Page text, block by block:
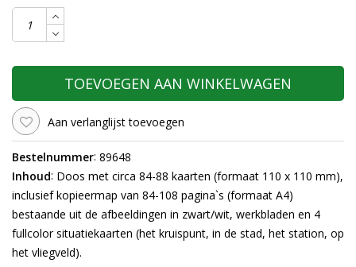
TOEVOEGEN AAN WINKELWAGEN
Aan verlanglijst toevoegen
Bestelnummer: 89648
Inhoud: Doos met circa 84-88 kaarten (formaat 110 x 110 mm),
inclusief kopieermap van 84-108 pagina`s (formaat A4)
bestaande uit de afbeeldingen in zwart/wit, werkbladen en 4
fullcolor situatiekaarten (het kruispunt, in de stad, het station, op
het vliegveld).